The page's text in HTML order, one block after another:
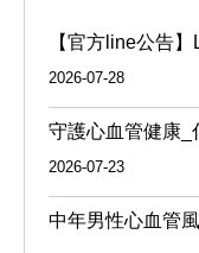
【官方line公告
2026-07-28
守護心血管健康_
2026-07-23
中年男性心血管